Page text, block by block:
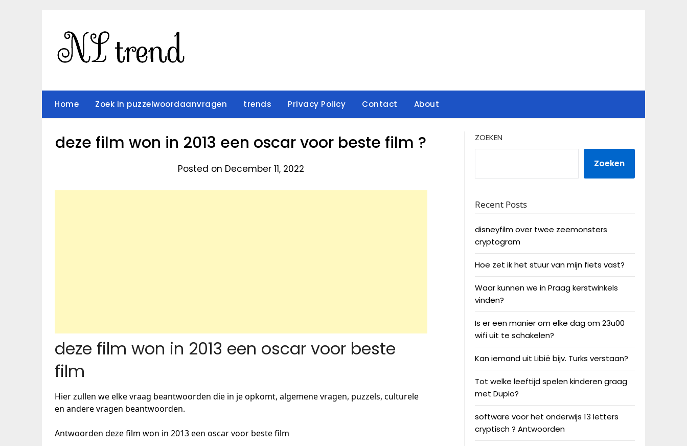
Home Zoek in puzzelwoordaanvragen trends Privacy Policy Contact About
deze film won in 2013 een oscar voor beste film ?
Posted on December 11, 2022
deze film won in 2013 een oscar voor beste
film
Hier zullen we elke vraag beantwoorden die in je opkomt, algemene vragen, puzzels, culturele
en andere vragen beantwoorden.
Antwoorden deze film won in 2013 een oscar voor beste film
ZOEKEN
Zoeken
Recent Posts
disneyfilm over twee zeemonsters
cryptogram
Hoe zet ik het stuur van mijn fiets vast?
Waar kunnen we in Praag kerstwinkels
vinden?
Is er een manier om elke dag om 23u00
wifi uit te schakelen?
Kan iemand uit Libië bijv. Turks verstaan?
Tot welke leeftijd spelen kinderen graag
met Duplo?
software voor het onderwijs 13 letters
cryptisch ? Antwoorden